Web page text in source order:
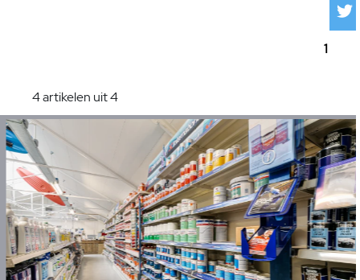
1
4 artikelen uit 4